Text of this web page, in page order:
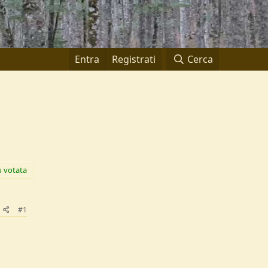
Entra Registrati Cerca
votata
#1